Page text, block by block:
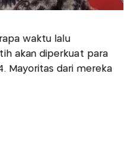
waktu lalu
akan diperkuat para
Mayoritas dari mereka